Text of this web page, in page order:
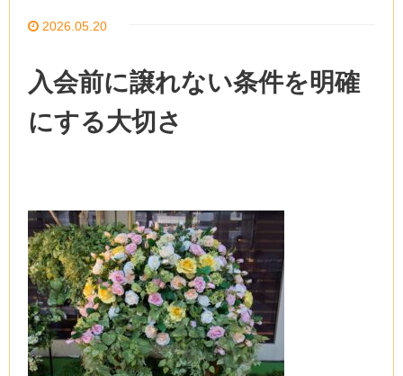
2026.05.20
入会前に譲れない条件を明確
にする大切さ